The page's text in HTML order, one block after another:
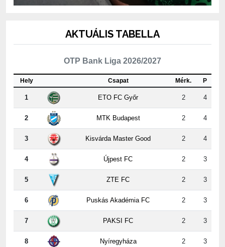
AKTUÁLIS TABELLA
OTP Bank Liga 2026/2027
Hely Csapat Mérk. P
1 ETO FC Győr 2 4
2 MTK Budapest 2 4
3 Kisvárda Master Good 2 4
4 Újpest FC 2 3
5 ZTE FC 2 3
6 Puskás Akadémia FC 2 3
7 PAKSI FC 2 3
8 Nyíregyháza 2 3